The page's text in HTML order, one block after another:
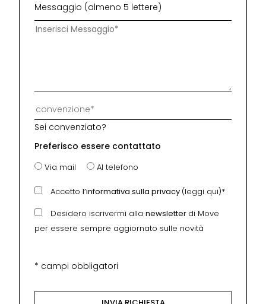
Messaggio (almeno 5 lettere)
Sei convenziato?
Preferisco essere contattato
Via mail Al telefono
Accetto l’informativa sulla privacy (leggi qui)*
Desidero iscrivermi alla newsletter di Move
per essere sempre aggiornato sulle novità
* campi obbligatori